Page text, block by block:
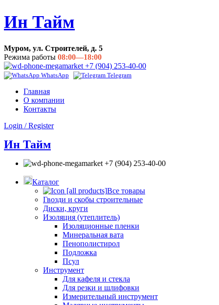
Ин Тайм
Муром, ул. Строителей, д. 5
Режима работы 08:00—18:00
+7 (904) 253-40-00
WhatsApp Telegram
Главная
О компании
Контакты
Login / Register
Ин Тайм
+7 (904) 253-40-00
Каталог
Все товары
Гвозди и скобы строительные
Диски, круги
Изоляция (утеплитель)
Изоляционные пленки
Минеральная вата
Пенополистирол
Подложка
Псул
Инструмент
Для кафеля и стекла
Для резки и шлифовки
Измерительный инструмент